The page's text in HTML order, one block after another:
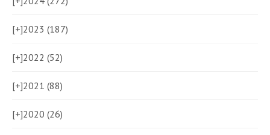
[+]2023 (187)
[+]2022 (52)
[+]2021 (88)
[+]2020 (26)